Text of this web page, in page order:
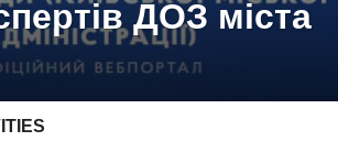
ДОЗ міста